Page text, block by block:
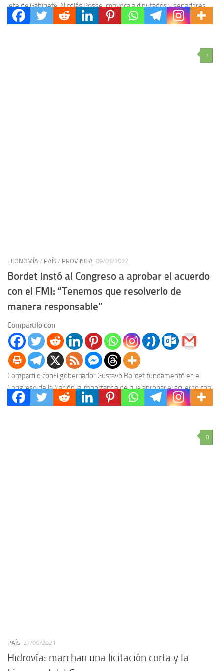
jefe de Gabinete, Nicolás Posse, convoca a diputados y senadores
desde el 26 de...
1
ECONOMÍA / PAÍS / PROVINCIA 09/03/2022
Bordet instó al Congreso a aprobar el acuerdo
con el FMI: “Tenemos que resolverlo de
manera responsable”
Compartilo con
Compartilo conEl gobernador Gustavo Bordet fundamentó en el
Congreso de la Nación la importancia de que aprobar el acuerdo con
el FMI. Destacó que el...
0
PAÍS 27/06/2021
Hidrovía: marchan una licitación corta y la